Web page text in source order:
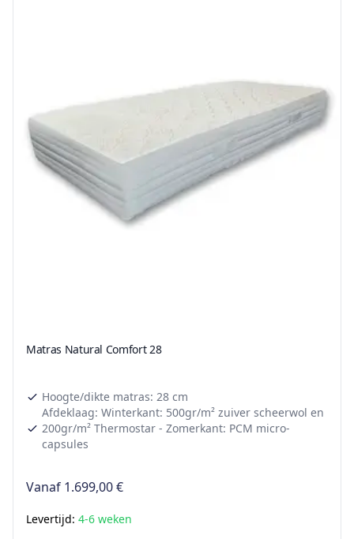
Matras Natural Comfort 28
Hoogte/dikte matras: 28 cm
Afdeklaag: Winterkant: 500gr/m² zuiver scheerwol en
200gr/m² Thermostar - Zomerkant: PCM micro-
capsules
Vanaf 1.699,00 €
Levertijd: 4-6 weken